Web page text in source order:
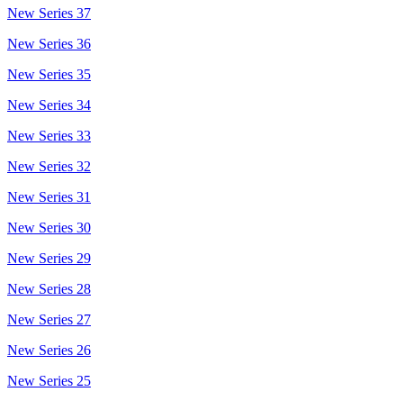
New Series 37
New Series 36
New Series 35
New Series 34
New Series 33
New Series 32
New Series 31
New Series 30
New Series 29
New Series 28
New Series 27
New Series 26
New Series 25